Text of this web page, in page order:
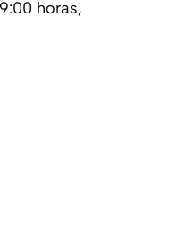
horas,